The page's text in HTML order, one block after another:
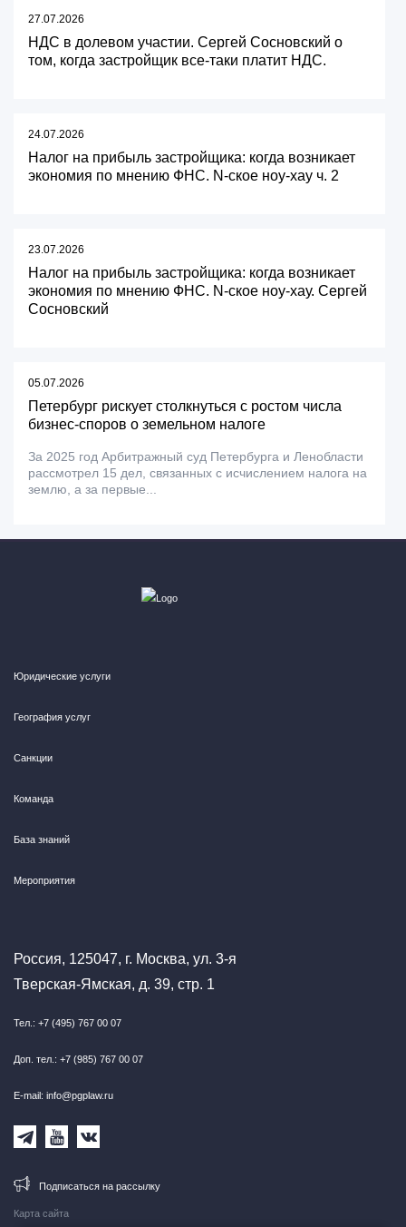
27.07.2026
НДС в долевом участии. Сергей Сосновский о
том, когда застройщик все-таки платит НДС.
24.07.2026
Налог на прибыль застройщика: когда возникает
экономия по мнению ФНС. N-ское ноу-хау ч. 2
23.07.2026
Налог на прибыль застройщика: когда возникает
экономия по мнению ФНС. N-ское ноу-хау. Сергей
Сосновский
05.07.2026
Петербург рискует столкнуться с ростом числа
бизнес-споров о земельном налоге
За 2025 год Арбитражный суд Петербурга и Ленобласти
рассмотрел 15 дел, связанных с исчислением налога на
землю, а за первые...
Карта сайта
Юридические услуги
География услуг
Санкции
Команда
База знаний
Мероприятия
Россия, 125047, г. Москва, ул. 3-я
Тверская-Ямская, д. 39, стр. 1
Тел.: +7 (495) 767 00 07
Доп. тел.: +7 (985) 767 00 07
E-mail: info@pgplaw.ru
Подписаться на рассылку